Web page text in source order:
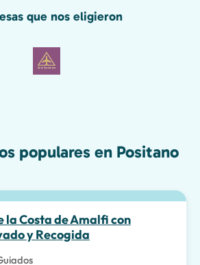
que nos eligieron
populares en Positano
la Costa de Amalfi con
y Recogida